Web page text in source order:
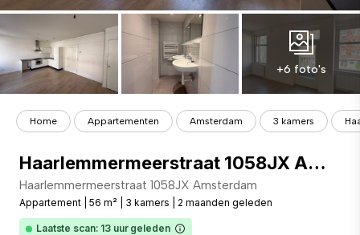
+6 foto's
Home Appartementen Amsterdam 3 kamers
Haarlemmermeerstraat 1058JX Amsterdam
Haarlemmermeerstraat 1058JX Amsterdam
Appartement 56 m² 3 kamers 2 maanden geleden
Laatste scan: 13 uur geleden